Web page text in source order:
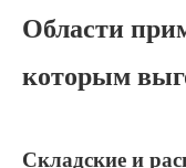
Области
которым
Складские и